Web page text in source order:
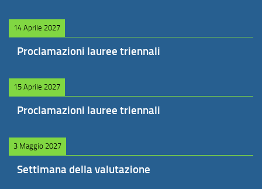
14 Aprile 2027
Proclamazioni lauree triennali
15 Aprile 2027
Proclamazioni lauree triennali
3 Maggio 2027
Settimana della valutazione